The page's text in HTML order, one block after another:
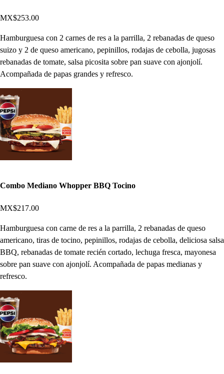
MX$253.00
Hamburguesa con 2 carnes de res a la parrilla, 2 rebanadas de queso
suizo y 2 de queso americano, pepinillos, rodajas de cebolla, jugosas
rebanadas de tomate, salsa picosita sobre pan suave con ajonjolí.
Acompañada de papas grandes y refresco.
Combo Mediano Whopper BBQ Tocino
MX$217.00
Hamburguesa con carne de res a la parrilla, 2 rebanadas de queso
americano, tiras de tocino, pepinillos, rodajas de cebolla, deliciosa salsa
BBQ, rebanadas de tomate recién cortado, lechuga fresca, mayonesa
sobre pan suave con ajonjolí. Acompañada de papas medianas y
refresco.